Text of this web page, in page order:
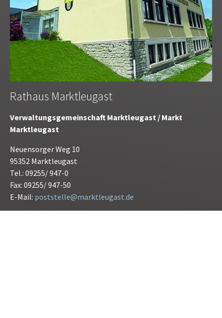
Rathaus Marktleugast
Verwaltungsgemeinschaft Marktleugast / Markt
Marktleugast
Neuensorger Weg 10
95352 Marktleugast
Tel.: 09255/ 947-0
Fax: 09255/ 947-50
E-Mail: poststelle@marktleugast.de